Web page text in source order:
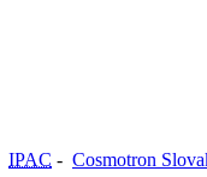
IPAC - Cosmotron